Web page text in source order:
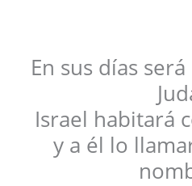
En sus días
Israel habitará
y a él lo